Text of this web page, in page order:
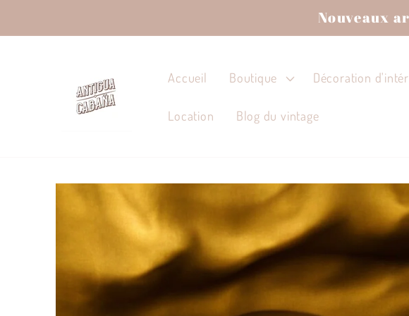
Nouveaux
Accueil Boutique Décoration
Location Blog du vintage
Passer aux
informations
produits